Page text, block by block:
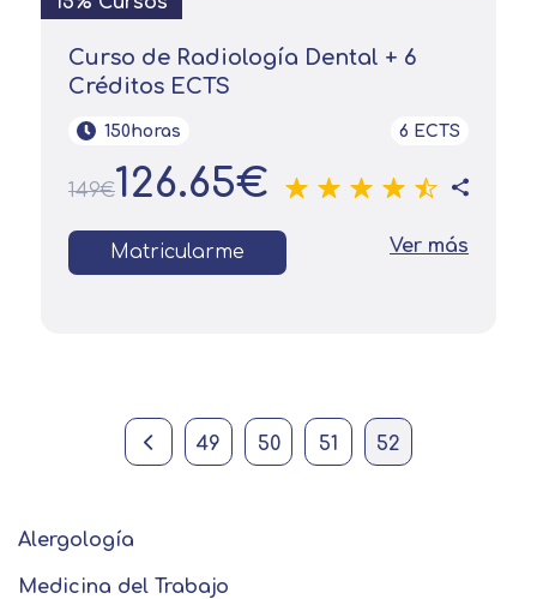
Curso de Radiología Dental + 6
Créditos ECTS
150horas 6 ECTS
149€126.65€
Matricularme Ver más
Previous page Página
49 Página
50 Página
51 Current page
52
Alergología
Medicina del Trabajo